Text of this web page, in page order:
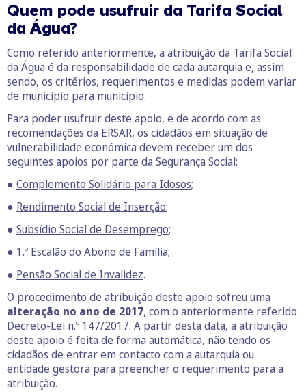
Quem pode usufruir da Tarifa Social
da Água?
Como referido anteriormente, a atribuição da Tarifa Social
da Água é da responsabilidade de cada autarquia e, assim
sendo, os critérios, requerimentos e medidas podem variar
de município para município.
Para poder usufruir deste apoio, e de acordo com as
recomendações da ERSAR, os cidadãos em situação de
vulnerabilidade económica devem receber um dos
seguintes apoios por parte da Segurança Social:
● Complemento Solidário para Idosos;
● Rendimento Social de Inserção;
● Subsídio Social de Desemprego;
● 1.º Escalão do Abono de Família;
● Pensão Social de Invalidez.
O procedimento de atribuição deste apoio sofreu uma
alteração no ano de 2017, com o anteriormente referido
Decreto-Lei n.º 147/2017. A partir desta data, a atribuição
deste apoio é feita de forma automática, não tendo os
cidadãos de entrar em contacto com a autarquia ou
entidade gestora para preencher o requerimento para a
atribuição.